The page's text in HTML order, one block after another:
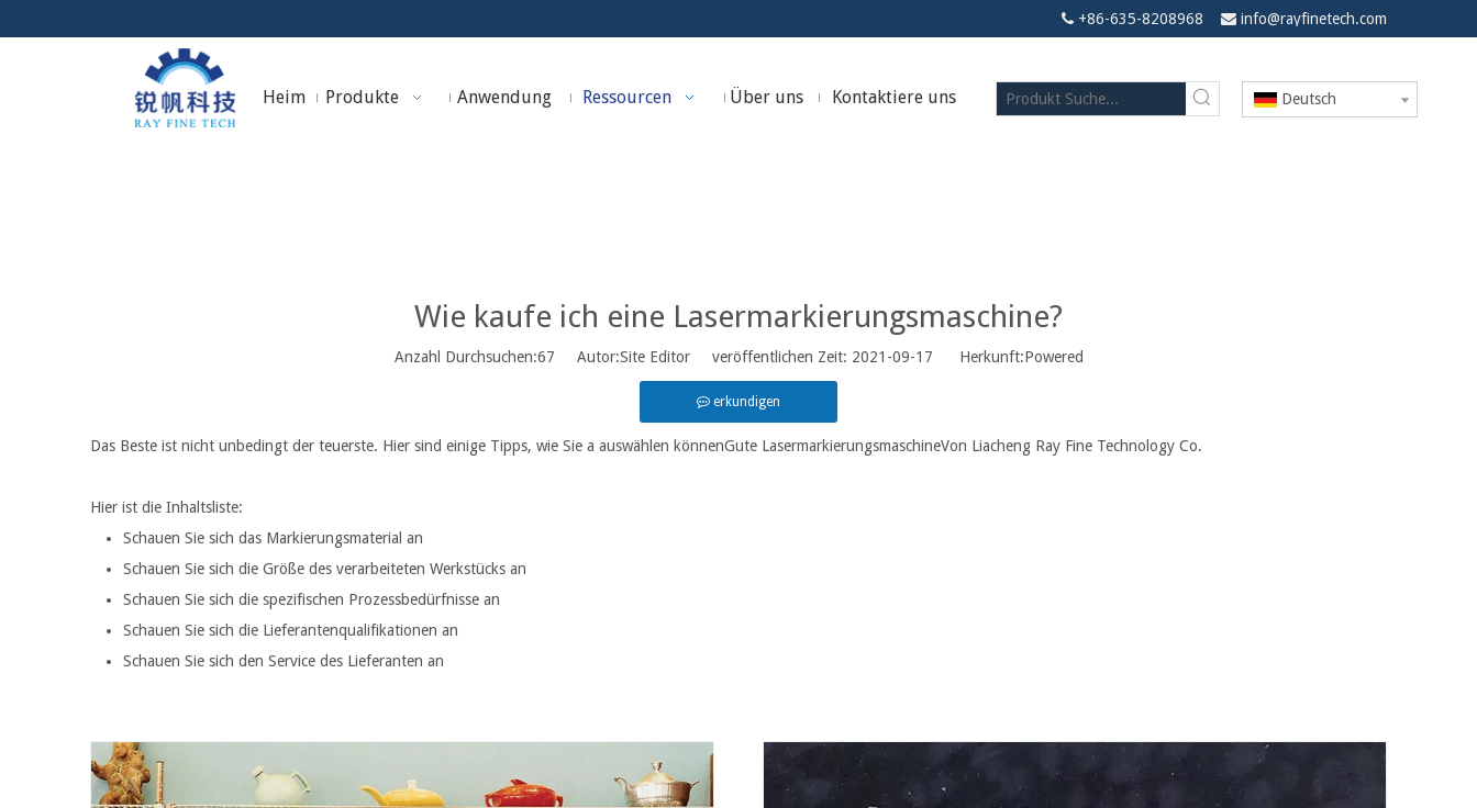
 +86-635-8208968  info@rayfinetech.com
Heim Produkte Anwendung Ressourcen Über uns Kontaktiere uns Deutsch
Wie kaufe ich eine Lasermarkierungsmaschine?
Anzahl Durchsuchen:67 Autor:Site Editor veröffentlichen Zeit: 2021-09-17 Herkunft:Powered
erkundigen
Das Beste ist nicht unbedingt der teuerste. Hier sind einige Tipps, wie Sie a auswählen könnenGute LasermarkierungsmaschineVon Liacheng Ray Fine Technology Co.
Hier ist die Inhaltsliste:
Schauen Sie sich das Markierungsmaterial an
Schauen Sie sich die Größe des verarbeiteten Werkstücks an
Schauen Sie sich die spezifischen Prozessbedürfnisse an
Schauen Sie sich die Lieferantenqualifikationen an
Schauen Sie sich den Service des Lieferanten an